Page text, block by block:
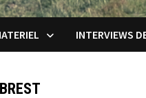
INTERVIEWS